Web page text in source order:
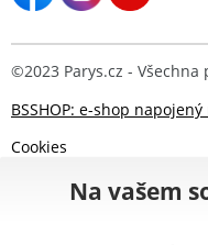
©2023 Parys.cz - Všechna
BSSHOP: e-shop
Cookies
Na vašem